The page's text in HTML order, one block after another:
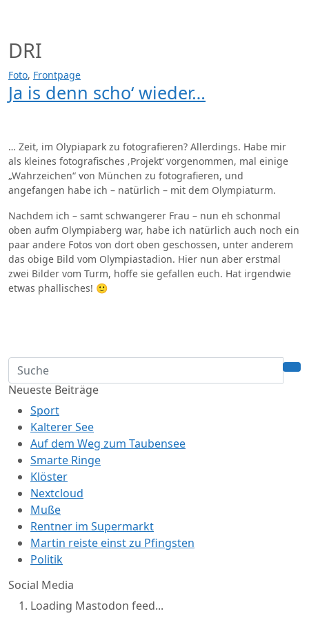
springen
DRI
Foto, Frontpage
Ja is denn scho‘ wieder…
… Zeit, im Olypiapark zu fotografieren? Allerdings. Habe mir
als kleines fotografisches ‚Projekt‘ vorgenommen, mal einige
„Wahrzeichen“ von München zu fotografieren, und
angefangen habe ich – natürlich – mit dem Olympiaturm.
Nachdem ich – samt schwangerer Frau – nun eh schonmal
oben aufm Olympiaberg war, habe ich natürlich auch noch ein
paar andere Fotos von dort oben geschossen, unter anderem
das obige Bild vom Olympiastadion. Hier nun aber erstmal
zwei Bilder vom Turm, hoffe sie gefallen euch. Hat irgendwie
etwas phallisches! 🙂
Neueste Beiträge
Sport
Kalterer See
Auf dem Weg zum Taubensee
Smarte Ringe
Klöster
Nextcloud
Muße
Rentner im Supermarkt
Martin reiste einst zu Pfingsten
Politik
Social Media
Loading Mastodon feed...